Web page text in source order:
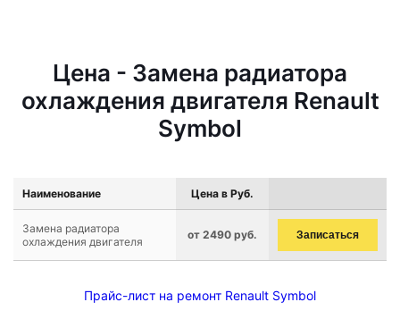
Цена - Замена радиатора
охлаждения двигателя Renault
Symbol
Наименование Цена в Руб.
Замена радиатора
охлаждения двигателя
от 2490 руб. Записаться
Прайс-лист на ремонт Renault Symbol